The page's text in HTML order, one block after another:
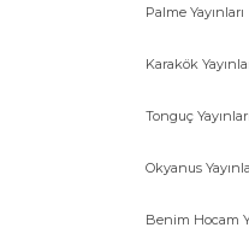
Palme Yayınları
Karakök
Tonguç Yayınları
Okyanus
Benim Hocam